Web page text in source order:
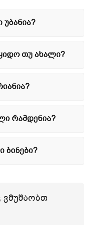
უბანია?
თუ ახალი?
რამდენია?
ბინები?
ვმუშაობთ